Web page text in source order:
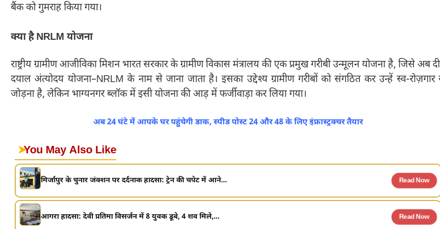
बैंक को गुमराह किया गया।
क्या है NRLM योजना
राष्ट्रीय ग्रामीण आजीविका मिशन भारत सरकार के ग्रामीण विकास मंत्रालय की एक प्रमुख गरीबी उन्मूलन योजना है, जिसे अब
दयाल अंत्योदय योजना–NRLM के नाम से जाना जाता है। इसका उद्देश्य ग्रामीण गरीबों को संगठित कर उन्हें स्व-
जोड़ना है, लेकिन भाग्यनगर ब्लॉक में इसी योजना की आड़ में फर्जीवाड़ा कर लिया गया।
अब 24 घंटे में आपके घर पहुंचेगी डाक, स्पीड पोस्ट 24 और 48 के लिए इंफ्रास्ट्रक्चर तैयार
➤You May Also Like
मिर्जापुर के चुनार जंक्शन पर दर्दनाक हादसा: ट्रेन की चपेट में आने... Read Now
आगरा हादसा: देवी प्रतिमा विसर्जन में 8 युवक डूबे, 4 शव मिले,... Read Now